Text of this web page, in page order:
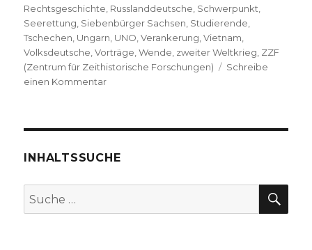
Rechtsgeschichte Russlanddeutsche Schwerpunkt
Seerettung Siebenbürger Sachsen Studierende
Tschechen Ungarn UNO ,Verankerung ,Vietnam
Volksdeutsche ,Vorträge ,Wende zweiter Weltkrieg ZZF
(Zentrum für Zeithistorische Forschungen)
Schreibe
einen Kommentarzu
Rezension
Christoph
Welver
INHALTSSUCHE
Suche
nach: